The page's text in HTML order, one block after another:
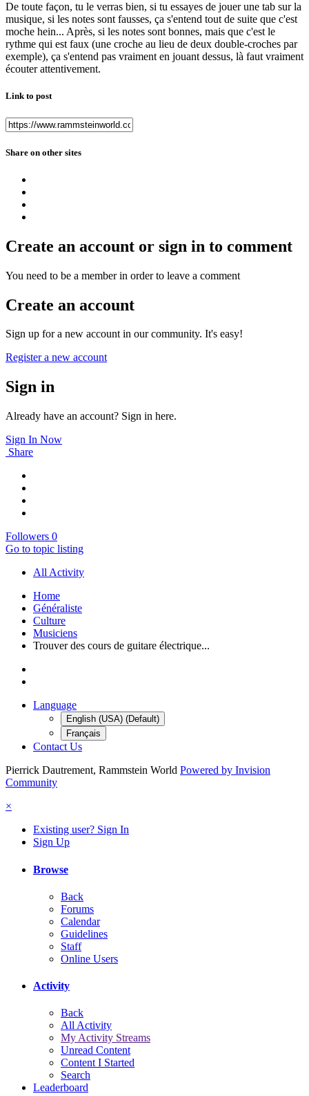
De toute façon, tu le verras bien, si tu essayes de jouer une tab sur la
musique, si les notes sont fausses, ça s'entend tout de suite que c'est
moche hein... Après, si les notes sont bonnes, mais que c'est le
rythme qui est faux (une croche au lieu de deux double-croches par
exemple), ça s'entend pas vraiment en jouant dessus, là faut vraiment
écouter attentivement.
Link to post
Share on other sites
Create an account or sign in to comment
You need to be a member in order to leave a comment
Create an account
Sign up for a new account in our community. It's easy!
Register a new account
Sign in
Already have an account? Sign in here.
Sign In Now
Share
Followers 0
Go to topic listing
All Activity
Home
Généraliste
Culture
Musiciens
Trouver des cours de guitare électrique...
Language
English (USA) (Default)
Français
Contact Us
Pierrick Dautrement, Rammstein World Powered by Invision
Community
×
Existing user? Sign In
Sign Up
Browse
Back
Forums
Calendar
Guidelines
Staff
Online Users
Activity
Back
All Activity
My Activity Streams
Unread Content
Content I Started
Search
Leaderboard